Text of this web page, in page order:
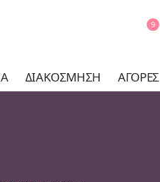
9
ΔΙΑΚΌΣΜΗΣΗ ΑΓΟΡΈΣ